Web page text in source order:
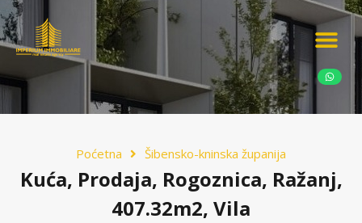
Poćetna Šibensko-kninska županija
Kuća, Prodaja, Rogoznica, Ražanj,
407.32m2, Vila